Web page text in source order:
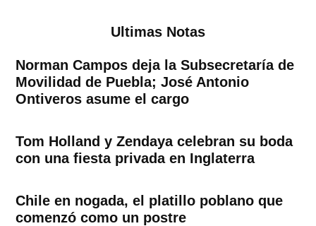
Ultimas Notas
Norman Campos deja la Subsecretaría de
Movilidad de Puebla; José Antonio
Ontiveros asume el cargo
Tom Holland y Zendaya celebran su boda
con una fiesta privada en Inglaterra
Chile en nogada, el platillo poblano que
comenzó como un postre